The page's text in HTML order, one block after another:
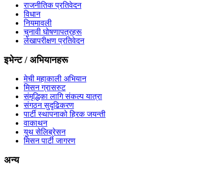
राजनीतिक प्रतिवेदन
विधान
नियमावली
चुनावी घोषणापत्रहरू
लेखापरीक्षण प्रतिवेदन
इभेन्ट / अभियानहरू
मेची महाकाली अभियान
मिसन ग्रासरुट
संमृद्धिका लागि संकल्प यात्रा
संगठन सुदृढिकरण
पार्टी स्थापनाको हिरक जयन्ती
वाकाथन
युथ सेलिब्रेसन
मिसन पार्टी जागरण
अन्य